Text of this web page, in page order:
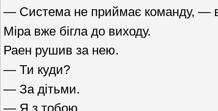
— Система не приймає команду, —
Міра вже бігла до виходу.
Раен рушив за нею.
— Ти куди?
— За дітьми.